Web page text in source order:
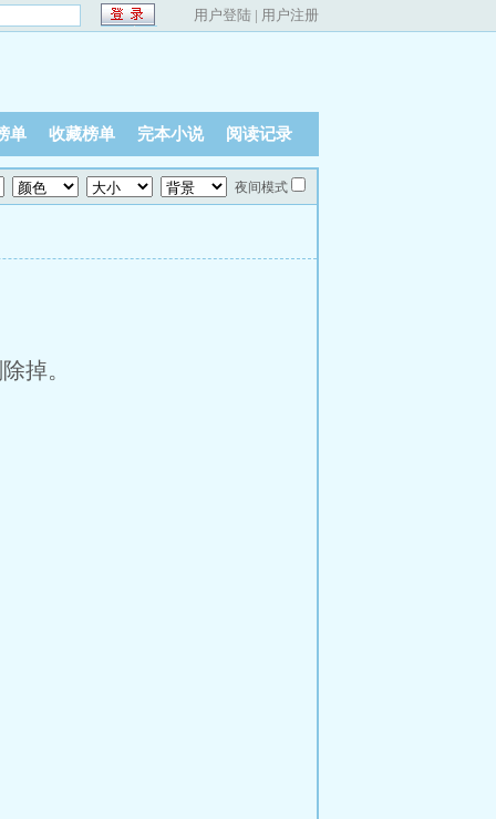
用户登陆 | 用户注册
单 收藏榜单 完本小说 阅读记录
夜间模式
掉。